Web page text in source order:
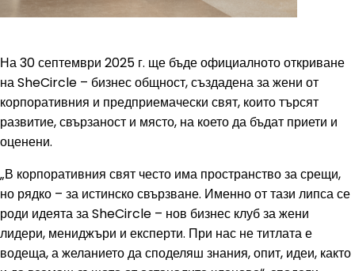
На 30 септември 2025 г. ще бъде официалното откриване
на SheCircle – бизнес общност, създадена за жени от
корпоративния и предприемачески свят, които търсят
развитие, свързаност и място, на което да бъдат приети и
оценени.
„В корпоративния свят често има пространство за срещи,
но рядко – за истинско свързване. Именно от тази липса се
роди идеята за SheCircle – нов бизнес клуб за жени
лидери, мениджъри и експерти. При нас не титлата е
водеща, а желанието да споделяш знания, опит, идеи, както